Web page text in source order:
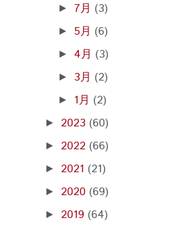
► 7月(3)
► 5月(6)
► 4月(3)
► 3月(2)
► 1月(2)
► 2023 (60)
► 2022 (66)
► 2021 (21)
► 2020 (69)
► 2019 (64)